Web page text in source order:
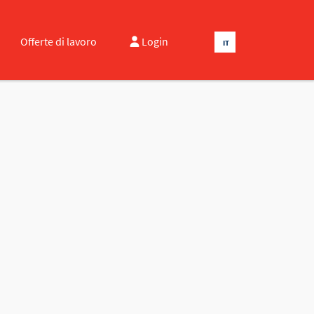
Offerte di lavoro Login IT